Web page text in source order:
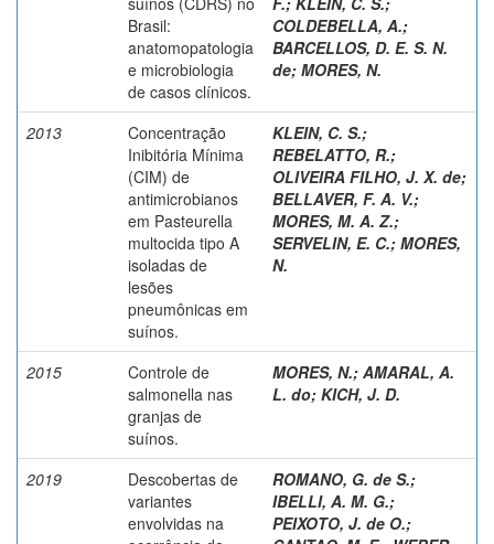
Brasil:
anatomopatologia
e microbiologia
de casos clínicos.
COLDEBELLA, A.;
BARCELLOS, D. E. S. N.
de; MORES, N.
2013
Concentração
Inibitória Mínima
(CIM) de
antimicrobianos
em Pasteurella
multocida tipo A
isoladas de
lesões
pneumônicas em
suínos.
KLEIN, C. S.;
REBELATTO, R.;
OLIVEIRA FILHO, J. X. de;
BELLAVER, F. A. V.;
MORES, M. A. Z.;
SERVELIN, E. C.; MORES,
N.
2015
Controle de
salmonella nas
granjas de
suínos.
MORES, N.; AMARAL, A.
L. do; KICH, J. D.
2019
Descobertas de
variantes
envolvidas na
ROMANO, G. de S.;
IBELLI, A. M. G.;
PEIXOTO, J. de O.;